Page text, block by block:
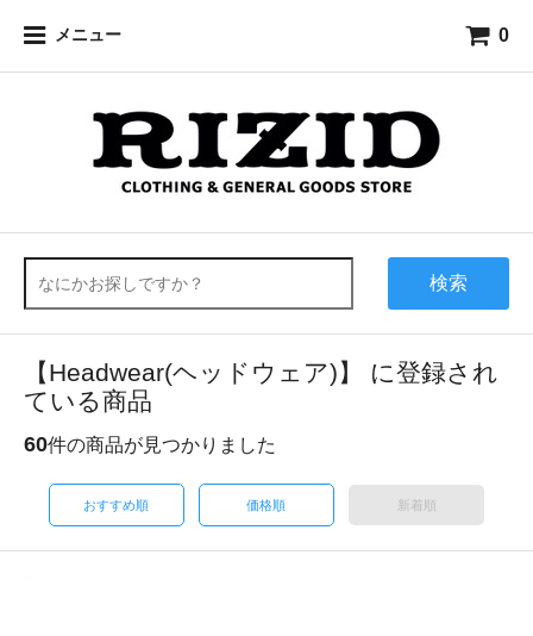
メニュー 0
検索
【Headwear(ヘッドウェア)】 に登録され
ている商品
60件の商品が見つかりました
おすすめ順 価格順 新着順